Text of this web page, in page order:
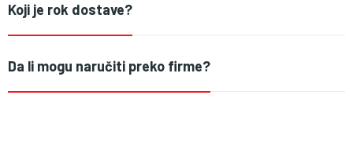
Koji je rok dostave?
Da li mogu naručiti preko firme?